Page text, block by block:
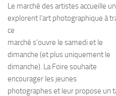
Le marché des artistes accueille
explorent l’art photographique à
ce
marché s’ouvre le samedi et le
dimanche (et plus uniquement le
dimanche). La Foire souhaite
encourager les jeunes
photographes et leur propose un